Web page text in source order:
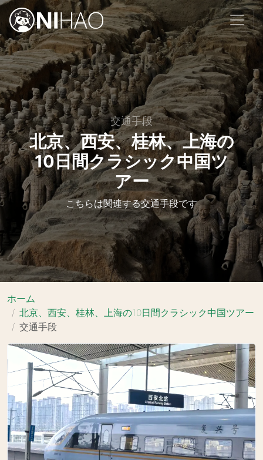
交通手段
北京、西安、桂林、上海の
10日間クラシック中国ツ
アー
こちらは関連する交通手段です
ホーム
北京、西安、桂林、上海の10日間クラシック中国ツアー
交通手段